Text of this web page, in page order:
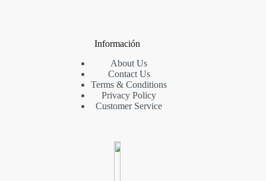
Información
About Us
Contact Us
Terms & Conditions
Privacy Policy
Customer Service